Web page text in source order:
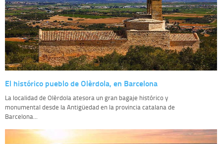
El histórico pueblo de Olèrdola, en Barcelona
La localidad de Olèrdola atesora un gran bagaje histórico y
monumental desde la Antigüedad en la provincia catalana de
Barcelona...